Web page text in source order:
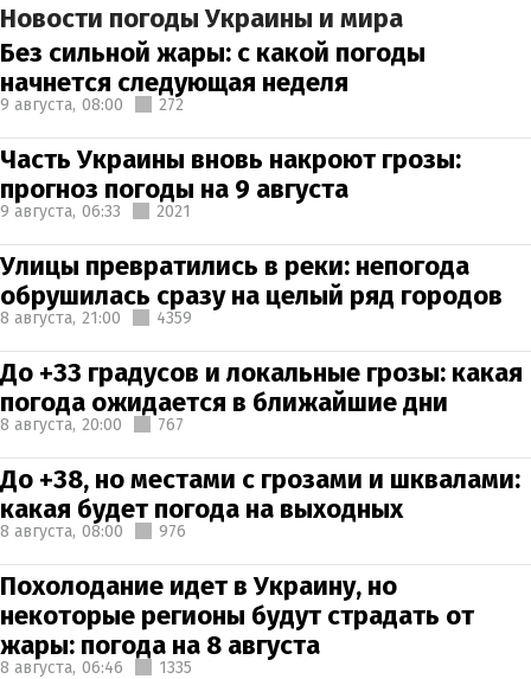
Новости погоды Украины и мира
Без сильной жары: с какой погоды
начнется следующая неделя
9 августа, 08:00 272
Часть Украины вновь накроют грозы:
прогноз погоды на 9 августа
9 августа, 06:33 2021
Улицы превратились в реки: непогода
обрушилась сразу на целый ряд городов
8 августа, 21:00 4359
До +33 градусов и локальные грозы: какая
погода ожидается в ближайшие дни
8 августа, 20:00 767
До +38, но местами с грозами и шквалами:
какая будет погода на выходных
8 августа, 08:00 976
Похолодание идет в Украину, но
некоторые регионы будут страдать от
жары: погода на 8 августа
8 августа, 06:46 1335